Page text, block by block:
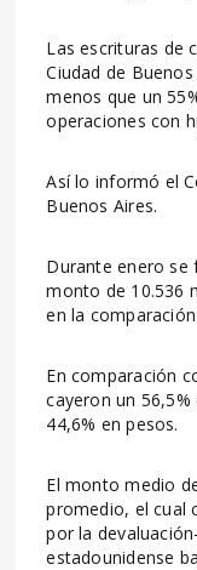
Las escrituras de
Ciudad de
menos que un
operaciones con
Así lo informó el
Buenos Aires.
Durante enero se
monto de 10.536
en la
En comparación
cayeron un
44,6% en pesos.
El monto medio
promedio, el cual
por la
estadounidense